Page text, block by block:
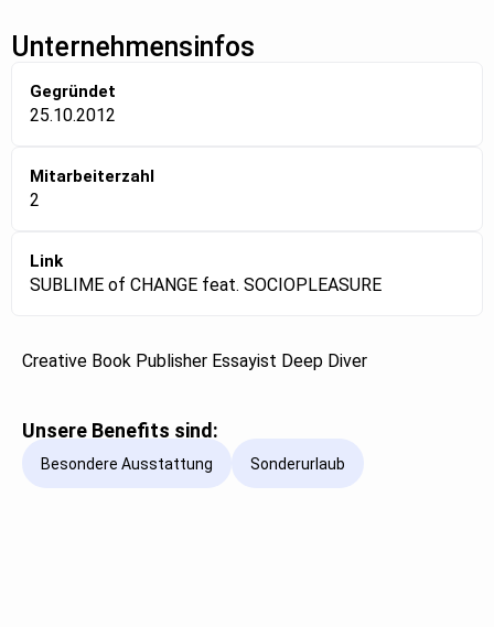
Unternehmensinfos
Gegründet
25.10.2012
Mitarbeiterzahl
2
Link
SUBLIME of CHANGE feat. SOCIOPLEASURE
Creative Book Publisher Essayist Deep Diver
Unsere Benefits sind:
Besondere Ausstattung Sonderurlaub